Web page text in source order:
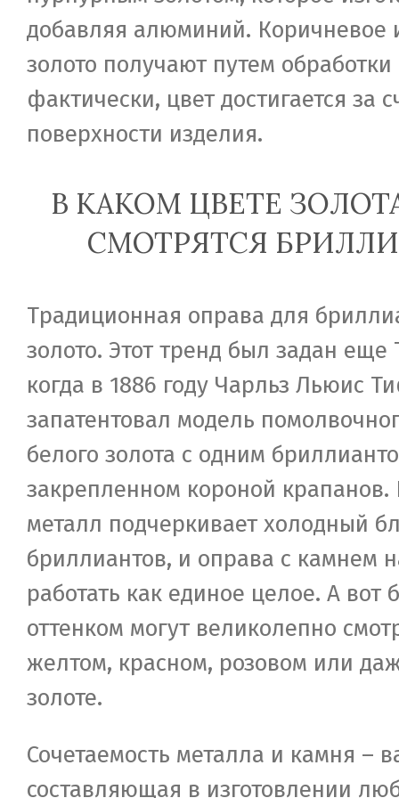
добавляя алюминий. Коричневое
золото получают путем
фактически, цвет достигается за
поверхности изделия.
В КАКОМ ЦВЕТЕ
СМОТРЯТСЯ
Традиционная оправа для
золото. Этот тренд был задан
когда в 1886 году Чарльз Льюис
запатентовал модель
белого золота с одним
закрепленном короной
металл подчеркивает холодный
бриллиантов, и оправа с камнем
работать как единое целое. А вот
оттенком могут великолепно
желтом, красном, розовом или
золоте.
Сочетаемость металла и камня –
составляющая в изготовлении